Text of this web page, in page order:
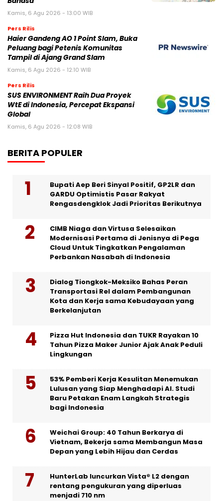
Kamis, 6 Agu 2026 - 13:00 WIB
Pers Rilis
Haier Gandeng AO 1 Point Slam, Buka
Peluang bagi Petenis Komunitas
Tampil di Ajang Grand Slam
Kamis, 6 Agu 2026 - 12:10 WIB
Pers Rilis
SUS ENVIRONMENT Raih Dua Proyek
WtE di Indonesia, Percepat Ekspansi
Global
Kamis, 6 Agu 2026 - 12:08 WIB
BERITA POPULER
Bupati Aep Beri Sinyal Positif, GP2LR dan
GARDU Optimistis Pasar Rakyat
Rengasdengklok Jadi Prioritas Berikutnya
CIMB Niaga dan Virtusa Selesaikan
Modernisasi Pertama di Jenisnya di Pega
Cloud Untuk Tingkatkan Pengalaman
Perbankan Nasabah di Indonesia
Dialog Tiongkok-Meksiko Bahas Peran
Transportasi Rel dalam Pembangunan
Kota dan Kerja sama Kebudayaan yang
Berkelanjutan
Pizza Hut Indonesia dan TUKR Rayakan 10
Tahun Pizza Maker Junior Ajak Anak Peduli
Lingkungan
53% Pemberi Kerja Kesulitan Menemukan
Lulusan yang Siap Menghadapi AI. Studi
Baru Petakan Enam Langkah Strategis
bagi Indonesia
Weichai Group: 40 Tahun Berkarya di
Vietnam, Bekerja sama Membangun Masa
Depan yang Lebih Hijau dan Cerdas
HunterLab luncurkan Vista® L2 dengan
rentang pengukuran yang diperluas
menjadi 710 nm